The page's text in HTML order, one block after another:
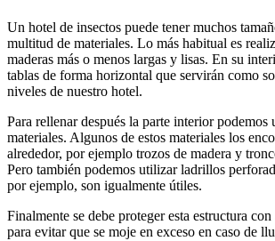
Un hotel de insectos puede tener muchos
multitud de materiales. Lo más habitual es
maderas más o menos largas y lisas. En su
tablas de forma horizontal que servirán como
niveles de nuestro hotel.
Para rellenar después la parte interior podemos
materiales. Algunos de estos materiales los
alrededor, por ejemplo trozos de madera y
Pero también podemos utilizar ladrillos
por ejemplo, son igualmente útiles.
Finalmente se debe proteger esta estructura
para evitar que se moje en exceso en caso de